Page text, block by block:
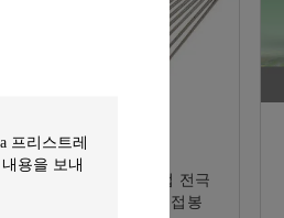
낮은 탄소 강철 용접 전극
J502를 위한 질 용접봉